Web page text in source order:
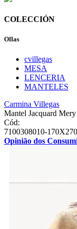
COLECCIÓN
Ollas
cvillegas
MESA
LENCERIA
MANTELES
Carmina Villegas
Mantel Jacquard
Cód:
7100308010-170X270
Opinião dos